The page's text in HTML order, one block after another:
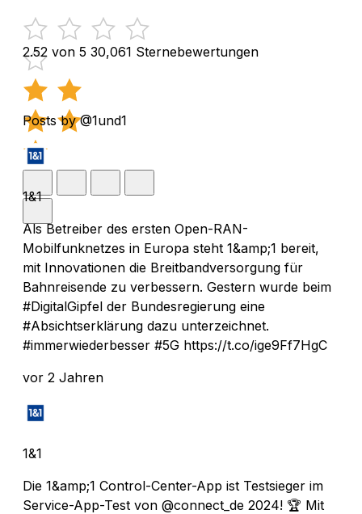
2.52 von 5 30,061 Sternebewertungen
Posts by @1und1
1&1
Als Betreiber des ersten Open-RAN-
Mobilfunknetzes in Europa steht 1&amp;1 bereit,
mit Innovationen die Breitbandversorgung für
Bahnreisende zu verbessern. Gestern wurde beim
#DigitalGipfel der Bundesregierung eine
#Absichtserklärung dazu unterzeichnet.
#immerwiederbesser #5G https://t.co/ige9Ff7HgC
vor 2 Jahren
1&1
Die 1&amp;1 Control-Center-App ist Testsieger im
Service-App-Test von @connect_de 2024! 🏆 Mit